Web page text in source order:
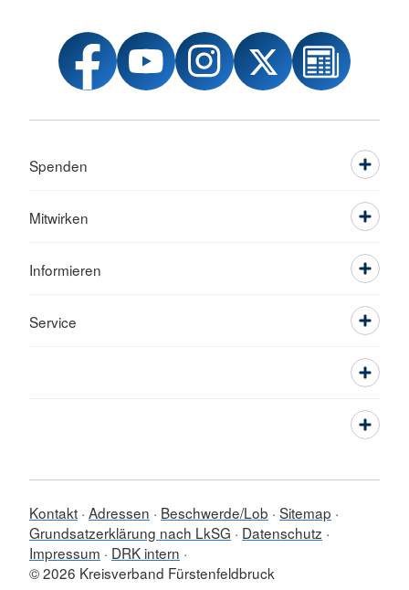
Spenden
Mitwirken
Informieren
Service
Kontakt Adressen Beschwerde/Lob Sitemap
Grundsatzerklärung nach LkSG
Datenschutz
Impressum
DRK intern
© 2026 Kreisverband Fürstenfeldbruck